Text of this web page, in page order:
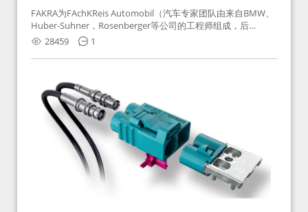
FAKRA为FAchKReis Automobil（汽车专家团队由来自BMW、
Huber-Suhner，Rosenberger等公司的工程师组成，后
Huber-Suhner相关连接器业务及技术在2010年并入
Rosenberger）缩写。起初为BMW需求用于车载收音机天线连
接，如今FAKRA已成为汽车行业通用标准的射频连接器，被业
28459 1